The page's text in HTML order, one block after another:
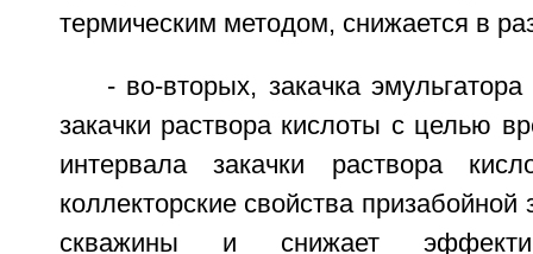
термическим методом, снижается в
- во-вторых, закачка
закачки раствора кислоты с целью
интервала закачки раствора
коллекторские свойства призабойной
скважины и снижает